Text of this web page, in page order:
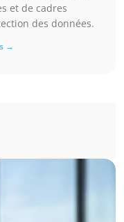
et de cadres
des données.
→